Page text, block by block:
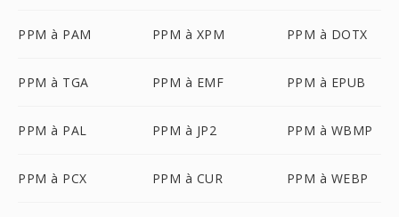
PPM à PAM PPM à XPM PPM à DOTX
PPM à TGA PPM à EMF PPM à EPUB
PPM à PAL PPM à JP2 PPM à WBMP
PPM à PCX PPM à CUR PPM à WEBP